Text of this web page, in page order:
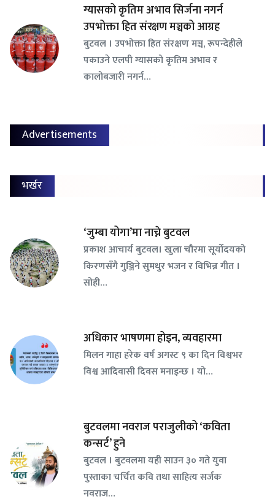
ग्यासको कृतिम अभाव सिर्जना नगर्न
उपभोक्ता हित संरक्षण मञ्चको आग्रह
बुटवल । उपभोक्ता हित संरक्षण मञ्च, रूपन्देहीले
पकाउने एलपी ग्यासको कृतिम अभाव र
कालोबजारी नगर्न…
Advertisements
भर्खर
‘जुम्बा योगा’मा नाच्ने बुटवल
प्रकाश आचार्य बुटवल। खुला चौरमा सूर्योदयको
किरणसँगै गुञ्जिने सुमधुर भजन र विभिन्न गीत ।
सोही…
अधिकार भाषणमा होइन, व्यवहारमा
मिलन गाहा हरेक वर्ष अगस्ट ९ का दिन विश्वभर
विश्व आदिवासी दिवस मनाइन्छ । यो…
बुटवलमा नवराज पराजुलीको ‘कविता
कन्सर्ट’ हुने
बुटवल । बुटवलमा यही साउन ३० गते युवा
पुस्ताका चर्चित कवि तथा साहित्य सर्जक
नवराज…